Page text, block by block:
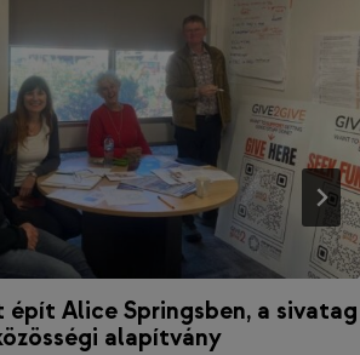
épít Alice Springsben, a sivatag
alapítvány